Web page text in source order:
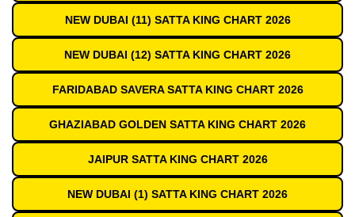
NEW DUBAI (11) SATTA KING CHART 2026
NEW DUBAI (12) SATTA KING CHART 2026
FARIDABAD SAVERA SATTA KING CHART 2026
GHAZIABAD GOLDEN SATTA KING CHART 2026
JAIPUR SATTA KING CHART 2026
NEW DUBAI (1) SATTA KING CHART 2026